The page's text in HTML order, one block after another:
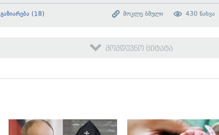
გაზიარება (18) 430 ნახვა
მოკლე ბმული
მომდევნო ციტატა
გადახედვა გადახედვა